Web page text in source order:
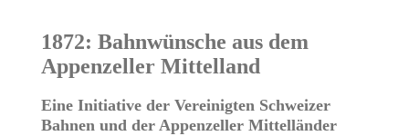
1872: Bahnwünsche aus dem
Appenzeller Mittelland
Eine Initiative der Vereinigten Schweizer
Bahnen und der Appenzeller Mittelländer